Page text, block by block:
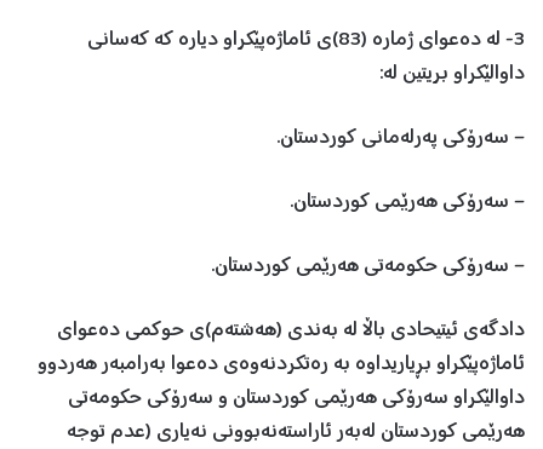
3- لە دەعوای ژمارە (83)ی ئاماژەپێكراو دیارە كە كەسانی
داوالێكراو بریتین لە:
– سەرۆكی پەرلەمانی كوردستان.
– سەرۆكی هەرێمی كوردستان.
– سەرۆكی حكومەتی هەرێمی كوردستان.
دادگەی ئیتیحادی باڵا لە بەندی (هەشتەم)ی حوكمی دەعوای
ئاماژەپێكراو بڕیاریداوە بە رەتكردنەوەی دەعوا بەرامبەر هەردوو
داوالێكراو سەرۆكی هەرێمی كوردستان و سەرۆكی حكومەتی
هەرێمی كوردستان لەبەر ئاراستەنەبوونی نەیاری (عدم توجه